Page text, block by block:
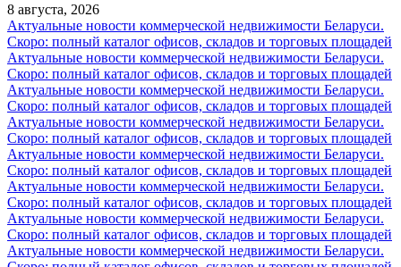
8 августа, 2026
Актуальные новости коммерческой недвижимости Беларуси.
Скоро: полный каталог офисов, складов и торговых площадей
Актуальные новости коммерческой недвижимости Беларуси.
Скоро: полный каталог офисов, складов и торговых площадей
Актуальные новости коммерческой недвижимости Беларуси.
Скоро: полный каталог офисов, складов и торговых площадей
Актуальные новости коммерческой недвижимости Беларуси.
Скоро: полный каталог офисов, складов и торговых площадей
Актуальные новости коммерческой недвижимости Беларуси.
Скоро: полный каталог офисов, складов и торговых площадей
Актуальные новости коммерческой недвижимости Беларуси.
Скоро: полный каталог офисов, складов и торговых площадей
Актуальные новости коммерческой недвижимости Беларуси.
Скоро: полный каталог офисов, складов и торговых площадей
Актуальные новости коммерческой недвижимости Беларуси.